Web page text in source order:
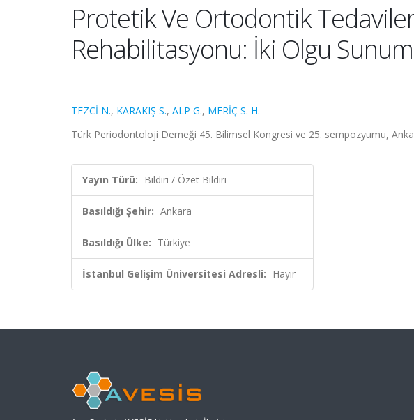
Protetik Ve Ortodontik
Rehabilitasyonu: İki Olgu
TEZCİ N., KARAKIŞ S., ALP G., MERİÇ S. H.
Türk Periodontoloji Derneği 45. Bilimsel Kongresi ve 25. sempozyumu,
Yayın Türü: Bildiri / Özet Bildiri
Basıldığı Şehir: Ankara
Basıldığı Ülke: Türkiye
İstanbul Gelişim Üniversitesi Adresli: Hayır